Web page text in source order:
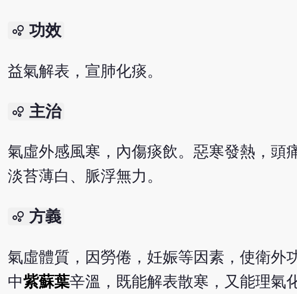
bubble_chart 功效
益氣解表，宣肺化痰。
bubble_chart 主治
氣虛外感風寒，內傷痰飲。惡寒發熱，頭
淡苔薄白、脈浮無力。
bubble_chart 方義
氣虛體質，因勞倦，妊娠等因素，使衛外
中紫蘇葉辛溫，既能解表散寒，又能理氣